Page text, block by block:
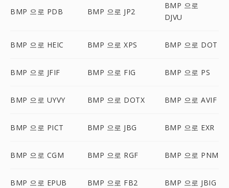
BMP 으로 PDB BMP 으로 JP2
BMP 으로
DJVU
BMP 으로 HEIC BMP 으로 XPS BMP 으로 DOT
BMP 으로 JFIF BMP 으로 FIG BMP 으로 PS
BMP 으로 UYVY BMP 으로 DOTX BMP 으로 AVIF
BMP 으로 PICT BMP 으로 JBG BMP 으로 EXR
BMP 으로 CGM BMP 으로 RGF BMP 으로 PNM
BMP 으로 EPUB BMP 으로 FB2 BMP 으로 JBIG